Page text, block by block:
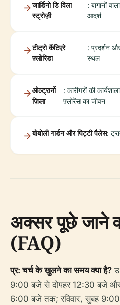
जार्डिनो डि विला
स्ट्रोज़ी
: बागानों
आदर्श
टीट्रो कैंटिएरे
फ़्लोरिडा
: प्रदर्शन
स्थल
ओल्ट्रार्नो
ज़िला
: कारीगरों की
फ़्लोरेंस का जीवन
बोबोली गार्डन और पिट्टी पैलेस:
अक्सर पूछे जाने
(FAQ)
प्र: चर्च के खुलने का समय क्या है?
9:00 बजे से दोपहर 12:30 बजे
6:00 बजे तक; रविवार, सुबह